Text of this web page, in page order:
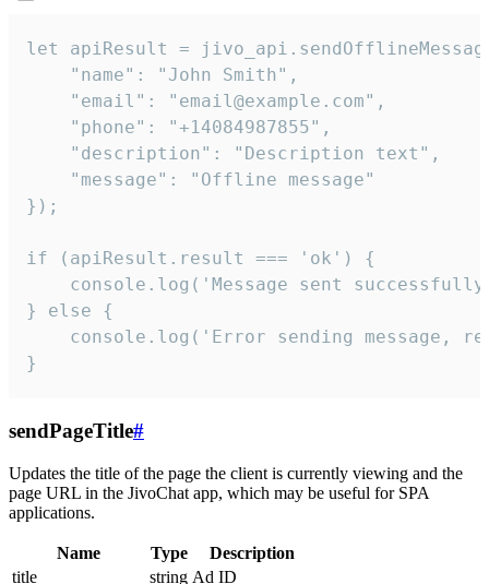
let apiResult =
    "name": "John Smith",
    "email": "email@example.com",
    "phone": "+14084987855",
    "description": "Description text",
    "message": "Offline message"
});
if (apiResult.result === 'ok') {
console.log('Message sent
} else {
console.log('Error sending message,
}
sendPageTitle#
Updates the title of the page the client is currently viewing and the
page URL in the JivoChat app, which may be useful for SPA
applications.
Name Type
Description
title
string Ad ID